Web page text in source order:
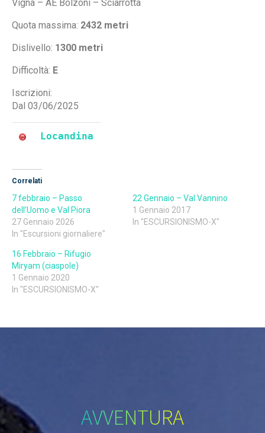
Vigna – AE Bolzoni – Sciarrotta
Quota massima: 2432 metri
Dislivello: 1300 metri
Difficoltà: E
Iscrizioni:
Dal 03/06/2025
Locandina
Correlati
7 febbraio – Passo
dell’Uomo e Val Piora
27 Gennaio 2026
In "Escursioni giornaliere"
22 Gennaio – Val Vannino
1 Gennaio 2017
In "ESCURSIONISMO-X"
16 Febbraio – Rifugio
Miryam (ciaspole)
1 Gennaio 2020
In "ESCURSIONISMO-X"
AVVENTURA